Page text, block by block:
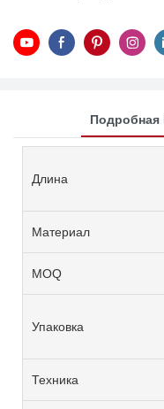
Длина
Материал
MOQ
Упаковка
Техника